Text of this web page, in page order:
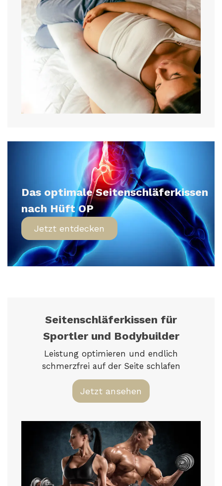
Das optimale Seitenschläferkissen
nach Hüft OP
Jetzt entdecken
Seitenschläferkissen für
Sportler und Bodybuilder
Leistung optimieren und endlich
schmerzfrei auf der Seite schlafen
Jetzt ansehen